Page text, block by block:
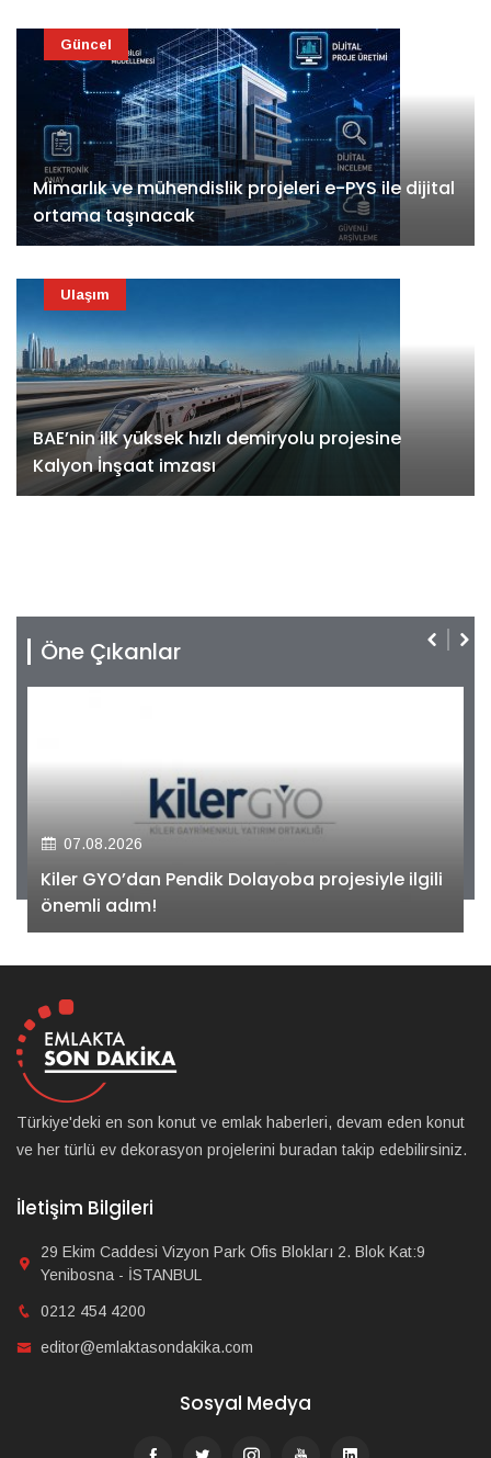
Mimarlık ve mühendislik projeleri e-PYS ile dijital
ortama taşınacak
Güncel
BAE’nin ilk yüksek hızlı demiryolu projesine
Kalyon İnşaat imzası
Ulaşım
Öne Çıkanlar
07.08.2026
Kiler GYO’dan Pendik Dolayoba projesiyle ilgili
önemli adım!
Türkiye'deki en son konut ve emlak haberleri, devam eden konut
ve her türlü ev dekorasyon projelerini buradan takip edebilirsiniz.
İletişim Bilgileri
29 Ekim Caddesi Vizyon Park Ofis Blokları 2. Blok Kat:9
Yenibosna - İSTANBUL
0212 454 4200
editor@emlaktasondakika.com
Sosyal Medya